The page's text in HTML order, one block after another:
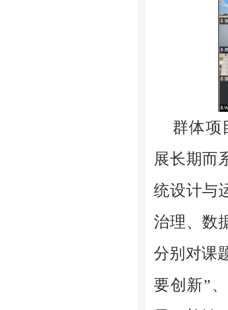
群体项
展长期而
统设计与
治理、数
分别对课
要创新”